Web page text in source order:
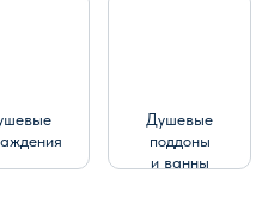
Душевые
поддоны
и ванны